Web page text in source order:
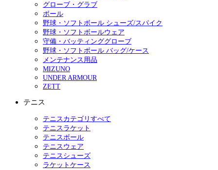
グローブ・グラブ
ボール
野球・ソフトボール シューズ/スパイク
野球・ソフトボールウェア
守備・バッティンググローブ
野球・ソフトボール バッグ/ケース
メンテナンス用品
MIZUNO
UNDER ARMOUR
ZETT
テニス
テニスカテゴリすべて
テニスラケット
テニスボール
テニスウェア
テニスシューズ
ラケットケース